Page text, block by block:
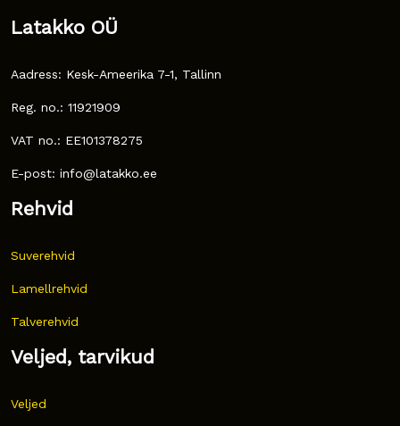
Latakko OÜ
Aadress: Kesk-Ameerika 7-1, Tallinn
Reg. no.: 11921909
VAT no.: EE101378275
E-post: info@latakko.ee
Rehvid
Suverehvid
Lamellrehvid
Talverehvid
Veljed, tarvikud
Veljed